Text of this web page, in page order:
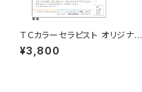
ＴＣカラーセラピスト オリジナル
名刺 50枚
¥3,800